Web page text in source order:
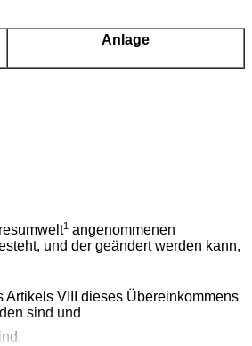
Anlage
1 angenommenen
und der geändert werden kann,
VIII dieses Übereinkommens
sind und